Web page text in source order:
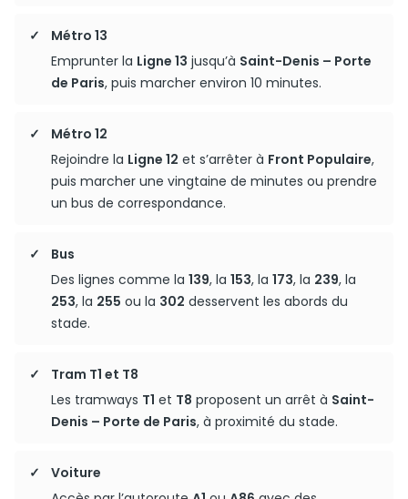
Métro 13
Emprunter la Ligne 13 jusqu’à Saint-Denis – Porte
de Paris, puis marcher environ 10 minutes.
Métro 12
Rejoindre la Ligne 12 et s’arrêter à Front Populaire,
puis marcher une vingtaine de minutes ou prendre
un bus de correspondance.
Bus
Des lignes comme la 139, la 153, la 173, la 239, la
253, la 255 ou la 302 desservent les abords du
stade.
Tram T1 et T8
Les tramways T1 et T8 proposent un arrêt à Saint-
Denis – Porte de Paris, à proximité du stade.
Voiture